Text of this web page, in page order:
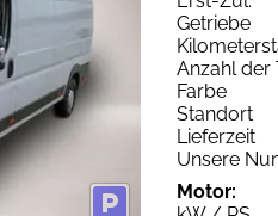
Getriebe
Anzahl der
Farbe
Standort
Lieferzeit
Unsere
Motor: